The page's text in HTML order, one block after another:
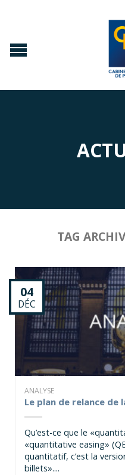
TAG
04
DÉC
ANALYSE
Le plan de relance de
Qu’est-ce que le
«quantitative easing»
quantitatif, c’est la
billets»....